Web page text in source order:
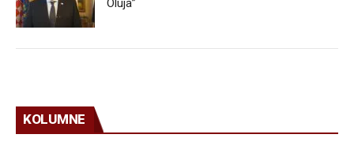
Oluja”
KOLUMNE